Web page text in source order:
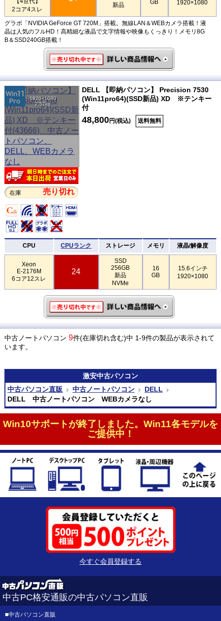
2コア4スレ
新品
GB 1920×1080
グラボ「NVIDIA GeForce GT 720M」搭載。無線LAN＆WEBカメラ搭載！液
晶は人気のフルHD！高精細な液晶で文字情報や映像もくっきり！メモリ8G
B＆SSD240GB搭載！
1920×1080
2.52kg
在庫 売り切れ
DELL 【即納パソコン】 Precision 7530
(Win11pro64)(SSD新品) XD ※テンキー
付
48,800円(税込) 送料無料
CPU CPUランク ストレージ メモリ 液晶/解像度
Xeon
E-2176M
6コア12スレ
24
SSD
256GB
新品
NVMe
16
GB
15.6インチ
1920×1080
中古ノートパソコン 9件(在庫切れ含む)中 1-9件の製品が表示されて
います。
激安中古パソコン
中古パソコン直販
中古ノートパソコン
DELL
DELL 中古ノートパソコン WEBカメラなし
Win10サポートが終了しました。Win11各モデルを
ご提供中！
今すぐ会員登録する
中古PC格安通販の中古パソコン直販
■中古パソコン直販